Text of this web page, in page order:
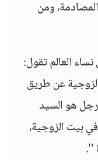
ومن
العالم تقول:
عن طريق
هو السيد
بيت الزوجية،
''.